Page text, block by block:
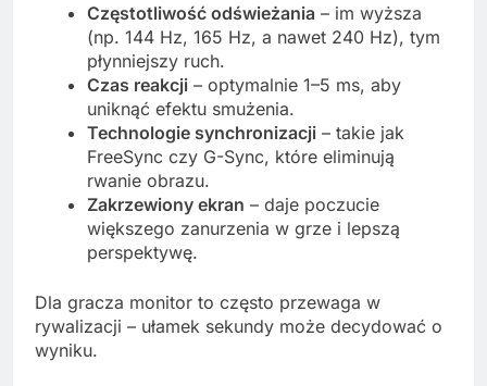
Częstotliwość odświeżania – im wyższa
(np. 144 Hz, 165 Hz, a nawet 240 Hz), tym
płynniejszy ruch.
Czas reakcji – optymalnie 1–5 ms, aby
uniknąć efektu smużenia.
Technologie synchronizacji – takie jak
FreeSync czy G-Sync, które eliminują
rwanie obrazu.
Zakrzewiony ekran – daje poczucie
większego zanurzenia w grze i lepszą
perspektywę.
Dla gracza monitor to często przewaga w
rywalizacji – ułamek sekundy może decydować o
wyniku.